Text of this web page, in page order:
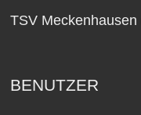
TSV Meckenhausen
BENUTZER